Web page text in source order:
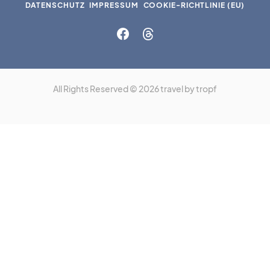
DATENSCHUTZ IMPRESSUM COOKIE-RICHTLINIE (EU)
All Rights Reserved © 2026 travel by tropf